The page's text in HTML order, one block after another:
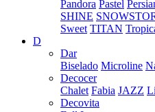
Pandora Pastel
SHINE
Sweet TITAN
D
Dar
Biselado Microline
Decocer
Chalet Fabia JAZZ
Decovita